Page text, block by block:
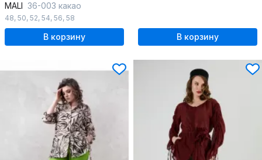
MALI 36-003 какао
48, 50, 52, 54, 56, 58
В корзину В корзину